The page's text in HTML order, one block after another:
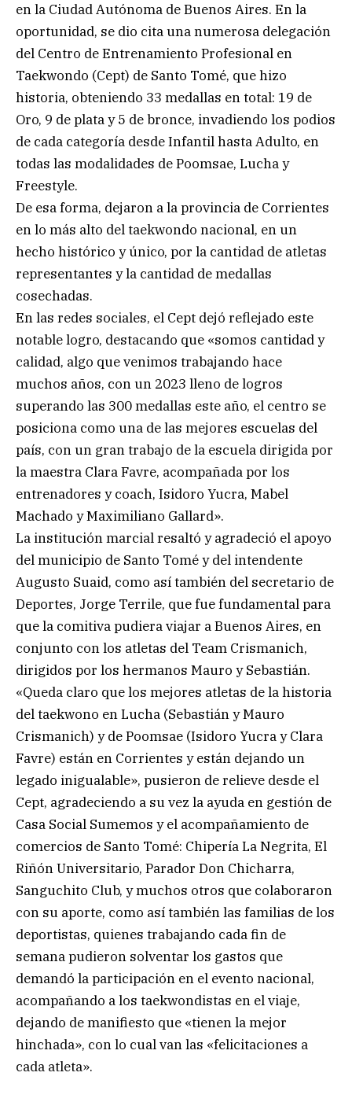
en la Ciudad Autónoma de Buenos Aires. En la
oportunidad, se dio cita una numerosa delegación
del Centro de Entrenamiento Profesional en
Taekwondo (Cept) de Santo Tomé, que hizo
historia, obteniendo 33 medallas en total: 19 de
Oro, 9 de plata y 5 de bronce, invadiendo los podios
de cada categoría desde Infantil hasta Adulto, en
todas las modalidades de Poomsae, Lucha y
Freestyle.
De esa forma, dejaron a la provincia de Corrientes
en lo más alto del taekwondo nacional, en un
hecho histórico y único, por la cantidad de atletas
representantes y la cantidad de medallas
cosechadas.
En las redes sociales, el Cept dejó reflejado este
notable logro, destacando que «somos cantidad y
calidad, algo que venimos trabajando hace
muchos años, con un 2023 lleno de logros
superando las 300 medallas este año, el centro se
posiciona como una de las mejores escuelas del
país, con un gran trabajo de la escuela dirigida por
la maestra Clara Favre, acompañada por los
entrenadores y coach, Isidoro Yucra, Mabel
Machado y Maximiliano Gallard».
La institución marcial resaltó y agradeció el apoyo
del municipio de Santo Tomé y del intendente
Augusto Suaid, como así también del secretario de
Deportes, Jorge Terrile, que fue fundamental para
que la comitiva pudiera viajar a Buenos Aires, en
conjunto con los atletas del Team Crismanich,
dirigidos por los hermanos Mauro y Sebastián.
«Queda claro que los mejores atletas de la historia
del taekwono en Lucha (Sebastián y Mauro
Crismanich) y de Poomsae (Isidoro Yucra y Clara
Favre) están en Corrientes y están dejando un
legado inigualable», pusieron de relieve desde el
Cept, agradeciendo a su vez la ayuda en gestión de
Casa Social Sumemos y el acompañamiento de
comercios de Santo Tomé: Chipería La Negrita, El
Riñón Universitario, Parador Don Chicharra,
Sanguchito Club, y muchos otros que colaboraron
con su aporte, como así también las familias de los
deportistas, quienes trabajando cada fin de
semana pudieron solventar los gastos que
demandó la participación en el evento nacional,
acompañando a los taekwondistas en el viaje,
dejando de manifiesto que «tienen la mejor
hinchada», con lo cual van las «felicitaciones a
cada atleta».